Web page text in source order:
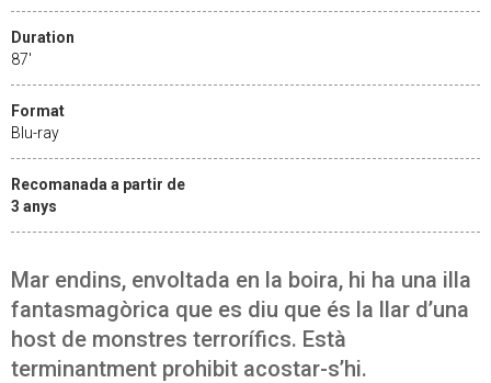
Duration
87'
Format
Blu-ray
Recomanada a partir de
3 anys
Mar endins, envoltada en la boira, hi ha una illa
fantasmagòrica que es diu que és la llar d’una
host de monstres terrorífics. Està
terminantment prohibit acostar-s’hi.